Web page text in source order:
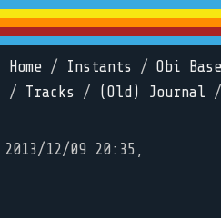
Home / Instants / Obi Base
/ Tracks / (Old) Journal /
2013/12/09 20:35,